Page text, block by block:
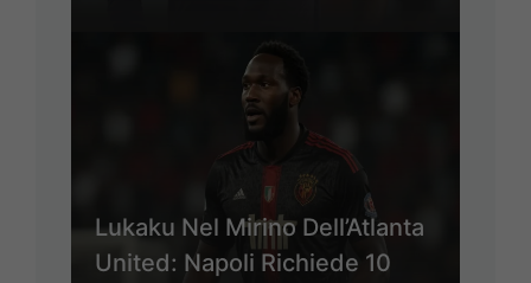
Lukaku Nel Mirino Dell’Atlanta
United: Napoli Richiede 10